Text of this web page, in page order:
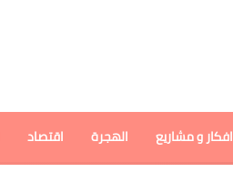
افكار و مشاريع الهجرة اقتصاد